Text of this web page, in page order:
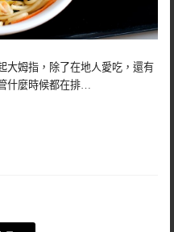
大姆指，除了在地人愛吃，還有
什麼時候都在排…